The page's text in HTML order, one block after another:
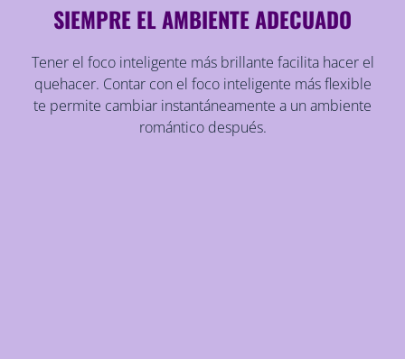
SIEMPRE EL AMBIENTE ADECUADO
Tener el foco inteligente más brillante facilita hacer el
quehacer. Contar con el foco inteligente más flexible
te permite cambiar instantáneamente a un ambiente
romántico después.